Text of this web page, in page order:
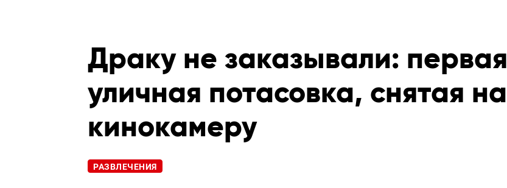
Драку не заказывали: первая
уличная потасовка, снятая на
кинокамеру
РАЗВЛЕЧЕНИЯ